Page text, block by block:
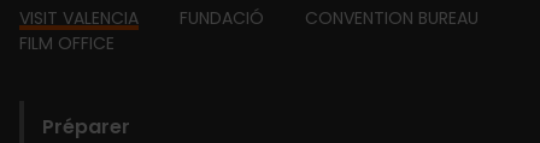
Footer
VISIT VALENCIA FUNDACIÓ
CONVENTION BUREAU
FILM OFFICE
Préparer